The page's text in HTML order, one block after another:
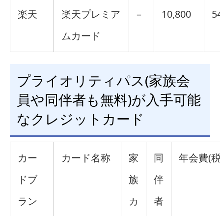
楽天
楽天プレミア
ムカード
– 10,800
プライオリティパス(家族会
員や同伴者も無料)が入手可能
なクレジットカード
カー
ドブ
ラン
カード名称
家
族
カ
同
伴
者
年会費(